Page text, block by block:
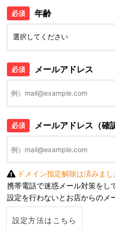
必須 年齢
必須 メールアドレス
必須 メールアドレス（確
ドメイン指定解除は済みまし
携帯電話で迷惑メール対策をし
設定を行わないとお店からのメ
設定方法はこちら